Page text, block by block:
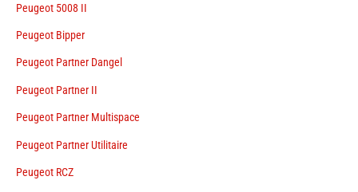
Peugeot 5008 II
Peugeot Bipper
Peugeot Partner Dangel
Peugeot Partner II
Peugeot Partner Multispace
Peugeot Partner Utilitaire
Peugeot RCZ